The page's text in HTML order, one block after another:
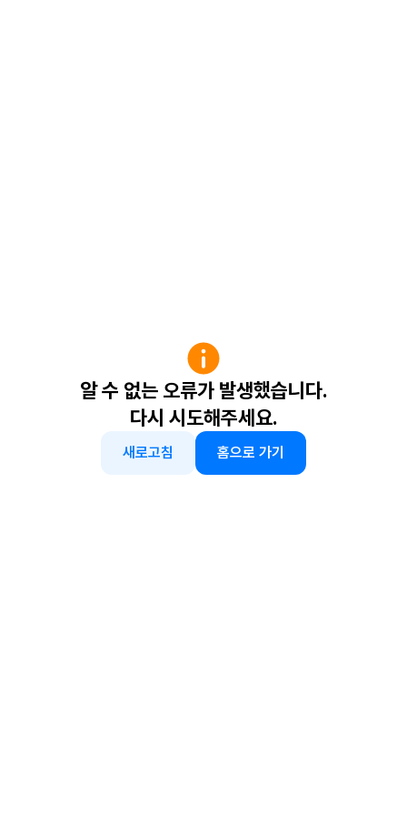
알 수 없는 오류가 발생했습니다.
다시 시도해주세요.
새로고침 홈으로 가기